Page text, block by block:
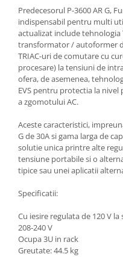
Controllere MIDI - USB DAW
Controllere monitoare de
Convertoare AD/DA
Interfete audio
Interfete MIDI si Cabluri
Microfoane de studio
Monitoare de studio
Preamplificatoare
Protectii antifonice pentru
Rack studio
Recordere portabile
Sintetizatoare
Standuri si stative de
Subwoofere de studio
Predecesorul P-3600 AR G,
indispensabil pentru multi
actualizat include tehnologia
transformator / autoformer
TRIAC-uri de comutare cu
procesare) la tensiuni de
ofera, de asemenea,
EVS pentru protectia la
a zgomotului AC.
Aceste caracteristici,
G de 30A si gama larga de
solutie unica printre alte
tensiune portabile si o
tipice sau unei aplicatii
Specificatii:
Cu iesire regulata de 120 V
208-240 V
Ocupa 3U in rack
Greutate: 44.5 kg